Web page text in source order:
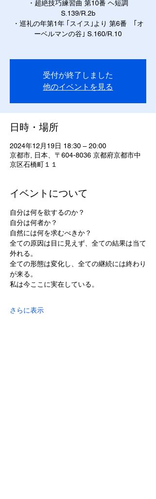
・超絶技巧練習曲 第10番 ヘ短調
S.139/R.2b
・巡礼の年第1年 ｢スイス｣より 第6番 ｢オ
ーベルマンの谷｣ S.160/R.10
受付が終了しました
他のイベントを見る
日時・場所
2024年12月19日 18:30 – 20:00
京都市, 日本、〒604-8036 京都府京都市中
京区石橋町１１
イベントについて
自分は何を欲するのか？
自分は何者か？
自然には何を求むべきか？
全ての原因は目に見えず、全ての結果は当て
外れる。
全ての形態は変化し、全ての継続には終わり
が来る。
私は今ここに実在している。
さらに表示